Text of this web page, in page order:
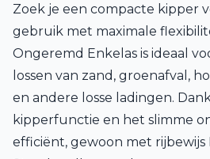
Zoek je een compacte kipper
gebruik met maximale
Ongeremd Enkelas is ideaal
lossen van zand, groenafval,
en andere losse ladingen.
kipperfunctie en het slimme
efficiënt, gewoon met rijbewijs